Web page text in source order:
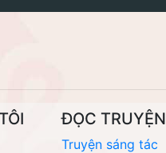
ĐỌC TRUYỆN
Truyện sáng tác